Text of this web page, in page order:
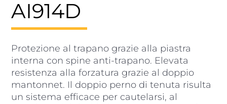
AI914D
Protezione al trapano grazie alla piastra
interna con spine anti-trapano. Elevata
resistenza alla forzatura grazie al doppio
mantonnet. Il doppio perno di tenuta risulta
un sistema efficace per cautelarsi, al